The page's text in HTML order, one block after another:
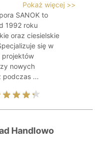
Pokaż więcej >>
SANOK to
1992 roku
oraz ciesielskie
się w
projektów
nowych
podczas ...
Handlowo